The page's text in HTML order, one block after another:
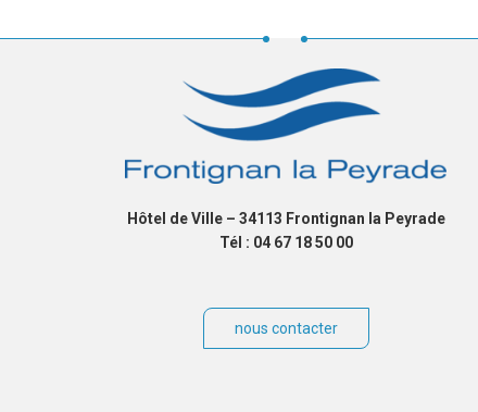
Hôtel de Ville – 34113 Frontignan la Peyrade
Tél : 04 67 18 50 00
nous contacter